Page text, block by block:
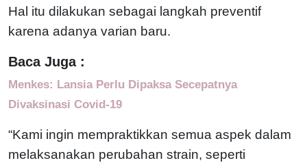
Hal itu dilakukan sebagai langkah preventif
karena adanya varian baru.
Baca Juga :
Menkes: Lansia Perlu Dipaksa Secepatnya
Divaksinasi Covid-19
“Kami ingin mempraktikkan semua aspek dalam
melaksanakan perubahan strain, seperti